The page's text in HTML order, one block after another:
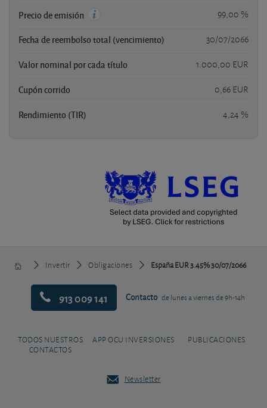
Precio de emisión 99,00 %
Fecha de reembolso total (vencimiento) 30/07/2066
Valor nominal por cada título 1.000,00 EUR
Cupón corrido 0,66 EUR
Rendimiento (TIR) 4,24 %
Invertir Obligaciones España EUR 3.45% 30/07/2066
913 009 141 Contacto de lunes a viernes de 9h-14h
TODOS NUESTROS
CONTACTOS
APP OCU INVERSIONES PUBLICACIONES
Newsletter